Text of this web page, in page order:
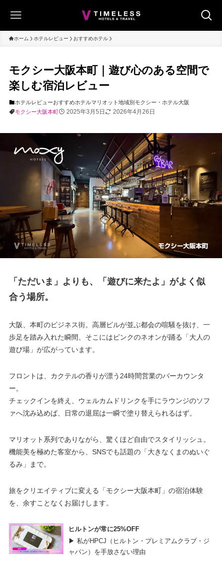
ホーム ホテルレビュー おすすめホテル
モクシー大阪本町｜遊び心のある空間で
楽しむ宿泊レビュー
ホテルレビューおすすめホテルマリオット地域別 モクシー・ホテル大阪
モクシー大阪本町
2025年3月5日 2026年4月26日
「ただいま」よりも、「遊びに来たよ」がよく似
合う場所。
大阪、本町のビジネス街。高層ビルが並ぶ都会の喧騒を抜け、一
歩足を踏み入れた瞬間、そこにはピンクのネオンが踊る「大人の
遊び場」が広がっています。
フロントは、カクテルの香りが漂う24時間営業のバーカウンタ
ー。
チェックインを終え、ウェルカムドリンクを手にラウンジのソフ
ァへ沈み込めば、日常の退屈は一瞬で塗り替えられるはず。
マリオット系列でありながら、驚くほど自由でスタイリッシュ。
機能美を極めた客室から、SNSでも話題の「大きなくまのぬいぐ
るみ」まで。
旅をクリエイティブに変える「モクシー大阪本町」の宿泊体験
を、余すことなくお届けします。
ヒルトンが常に25%OFF
▶ 私がHPCJ（ヒルトン・プレミアムクラブ・ジ
ャパン）を手放さない理由